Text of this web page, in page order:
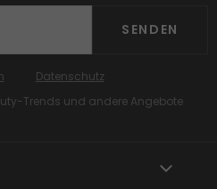
SENDEN
Trends und andere Angebote
Datenschutz